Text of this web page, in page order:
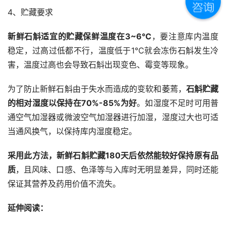
4、贮藏要求
新鲜石斛适宜的贮藏保鲜温度在3~6℃，要注意库内温度
稳定，过高过低都不行，温度低于1℃就会冻伤石斛发生冷
害，温度过高也会导致石斛出现变色、霉变等现象。
为了防止新鲜石斛由于失水而造成的变软和萎蔫， 石斛贮藏
的相对湿度以保持在70%-85%为好。如湿度不足时可用普
通空气加湿器或微波空气加湿器进行加湿，湿度过大也可适
当通风换气，以保持库内湿度稳定。
采用此方法，新鲜石斛贮藏180天后依然能较好保持原有品
质，且风味、口感、色泽等与入库时无明显差异，同时还能
保证其营养及药用价值不流失。
延伸阅读：